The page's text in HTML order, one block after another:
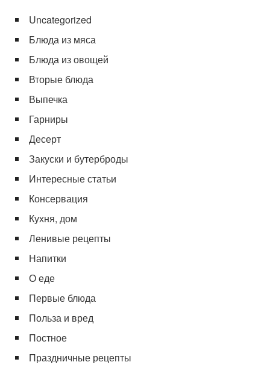
Uncategorized
Блюда из мяса
Блюда из овощей
Вторые блюда
Выпечка
Гарниры
Десерт
Закуски и бутерброды
Интересные статьи
Консервация
Кухня, дом
Ленивые рецепты
Напитки
О еде
Первые блюда
Польза и вред
Постное
Праздничные рецепты